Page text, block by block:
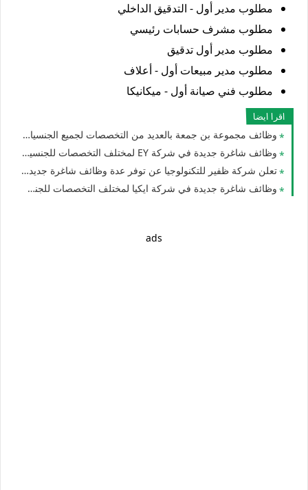
مطلوب مدير أول - التدقيق الداخلي
مطلوب مشرف حسابات رئيسي
مطلوب مدير أول تدقيق
مطلوب مدير مبيعات أول - أعلاف
مطلوب فني صيانة أول - ميكانيكا
اقرا ايضا
وظائف مجموعة بن جمعة بالعديد من التخصصات لجميع الجنسيات للوافدين والمقيمين في الامارات
وظائف شاغرة جديدة في شركة EY لمختلف التخصصات للجنسيين في الامارات
تعلن شركة ظفير للتكنولوجيا عن توفر عدة وظائف شاغرة جديدة في مختلف التخصصات للوافدين والمقيمين بالامارات
وظائف شاغرة جديدة في شركة ايكيا لمختلف التخصصات للجنسيين في الامارات
ads